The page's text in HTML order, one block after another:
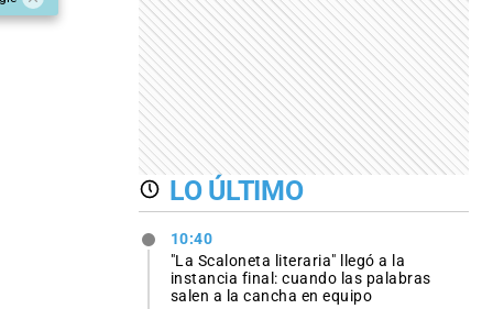
LO ÚLTIMO
10:40
"La Scaloneta literaria" llegó a la
instancia final: cuando las palabras
salen a la cancha en equipo